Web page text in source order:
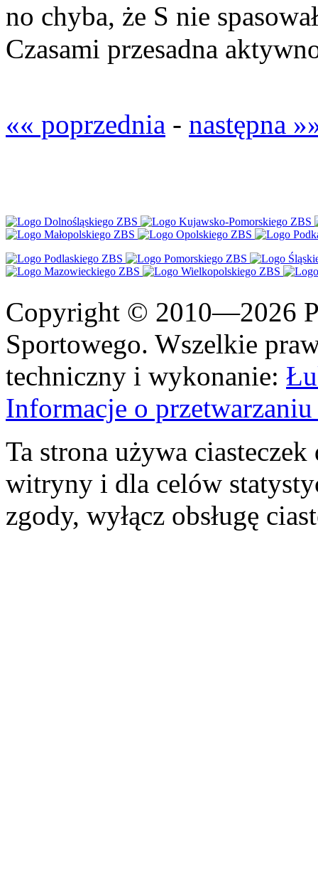
no chyba, że S nie
Czasami przesadna
«« poprzednia - następna
Copyright © 2010—2026
Sportowego. Wszelkie
techniczny i wykonanie:
Informacje o
Ta strona używa
witryny i dla celów
zgody, wyłącz obsługę